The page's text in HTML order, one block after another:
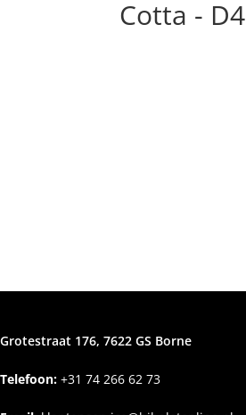
Cotta - D4
Grotestraat 176, 7622 GS Borne
Telefoon: +31 74 266 62 73